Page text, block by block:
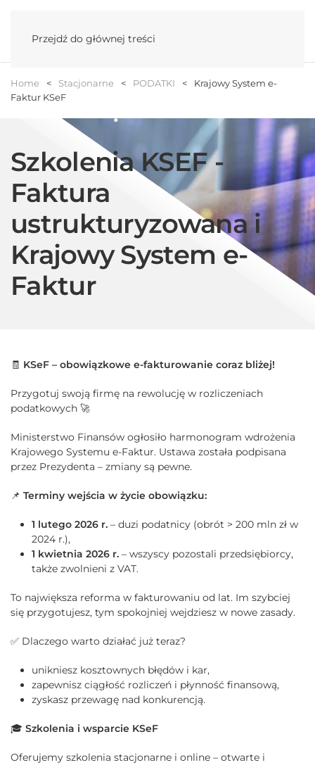
Przejdź do głównej treści
Home Stacjonarne PODATKI
Krajowy System e-
Faktur KSeF
Szkolenia KSEF -
Faktura
ustrukturyzowana i
Krajowy System e-
Faktur
🧾 KSeF – obowiązkowe e-fakturowanie coraz bliżej!
Przygotuj swoją firmę na rewolucję w rozliczeniach
podatkowych 🚀
Ministerstwo Finansów ogłosiło harmonogram wdrożenia
Krajowego Systemu e-Faktur. Ustawa została podpisana
przez Prezydenta – zmiany są pewne.
📌 Terminy wejścia w życie obowiązku:
1 lutego 2026 r. – duzi podatnicy (obrót > 200 mln zł w
2024 r.),
1 kwietnia 2026 r. – wszyscy pozostali przedsiębiorcy,
także zwolnieni z VAT.
To największa reforma w fakturowaniu od lat. Im szybciej
się przygotujesz, tym spokojniej wejdziesz w nowe zasady.
✅ Dlaczego warto działać już teraz?
unikniesz kosztownych błędów i kar,
zapewnisz ciągłość rozliczeń i płynność finansową,
zyskasz przewagę nad konkurencją.
🎓 Szkolenia i wsparcie KSeF
Oferujemy szkolenia stacjonarne i online – otwarte i